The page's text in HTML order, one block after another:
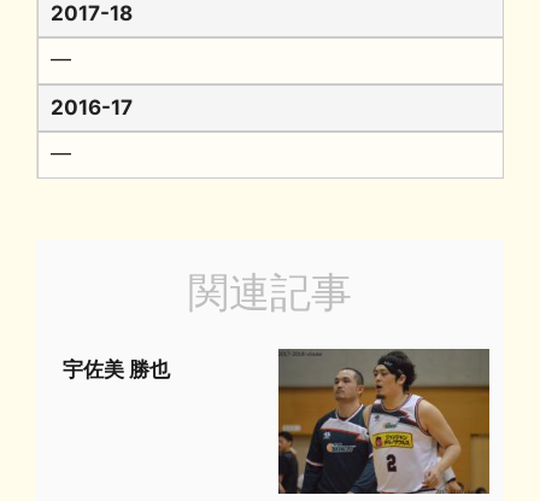
2017-18
━
2016-17
━
関連記事
宇佐美 勝也